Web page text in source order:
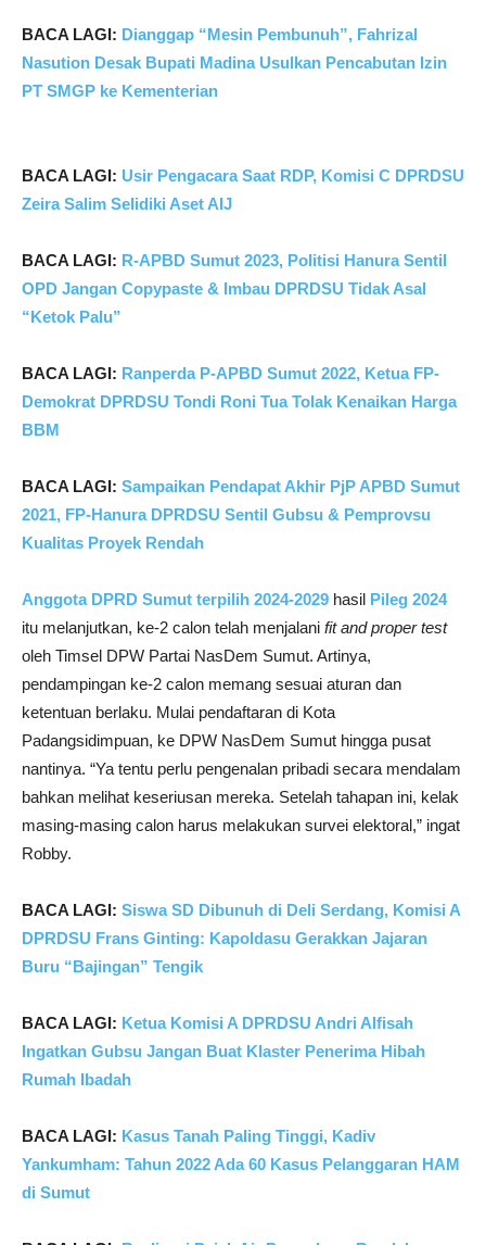
BACA LAGI: Dianggap “Mesin Pembunuh”, Fahrizal
Nasution Desak Bupati Madina Usulkan Pencabutan Izin
PT SMGP ke Kementerian
BACA LAGI: Usir Pengacara Saat RDP, Komisi C DPRDSU
Zeira Salim Selidiki Aset AIJ
BACA LAGI: R-APBD Sumut 2023, Politisi Hanura Sentil
OPD Jangan Copypaste & Imbau DPRDSU Tidak Asal
“Ketok Palu”
BACA LAGI: Ranperda P-APBD Sumut 2022, Ketua FP-
Demokrat DPRDSU Tondi Roni Tua Tolak Kenaikan Harga
BBM
BACA LAGI: Sampaikan Pendapat Akhir PjP APBD Sumut
2021, FP-Hanura DPRDSU Sentil Gubsu & Pemprovsu
Kualitas Proyek Rendah
Anggota DPRD Sumut terpilih 2024-2029 hasil Pileg 2024
itu melanjutkan, ke-2 calon telah menjalani fit and proper test
oleh Timsel DPW Partai NasDem Sumut. Artinya,
pendampingan ke-2 calon memang sesuai aturan dan
ketentuan berlaku. Mulai pendaftaran di Kota
Padangsidimpuan, ke DPW NasDem Sumut hingga pusat
nantinya. “Ya tentu perlu pengenalan pribadi secara mendalam
bahkan melihat keseriusan mereka. Setelah tahapan ini, kelak
masing-masing calon harus melakukan survei elektoral,” ingat
Robby.
BACA LAGI: Siswa SD Dibunuh di Deli Serdang, Komisi A
DPRDSU Frans Ginting: Kapoldasu Gerakkan Jajaran
Buru “Bajingan” Tengik
BACA LAGI: Ketua Komisi A DPRDSU Andri Alfisah
Ingatkan Gubsu Jangan Buat Klaster Penerima Hibah
Rumah Ibadah
BACA LAGI: Kasus Tanah Paling Tinggi, Kadiv
Yankumham: Tahun 2022 Ada 60 Kasus Pelanggaran HAM
di Sumut